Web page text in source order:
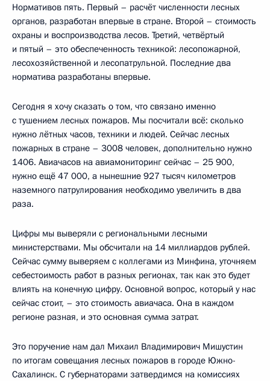
Нормативов пять. Первый – расчёт численности лесных
органов, разработан впервые в стране. Второй – стоимость
охраны и воспроизводства лесов. Третий, четвёртый
и пятый – это обеспеченность техникой: лесопожарной,
лесохозяйственной и лесопатрульной. Последние два
норматива разработаны впервые.
Сегодня я хочу сказать о том, что связано именно
с тушением лесных пожаров. Мы посчитали всё: сколько
нужно лётных часов, техники и людей. Сейчас лесных
пожарных в стране – 3008 человек, дополнительно нужно
1406. Авиачасов на авиамониторинг сейчас – 25 900,
нужно ещё 47 000, а нынешние 927 тысяч километров
наземного патрулирования необходимо увеличить в два
раза.
Цифры мы выверяли с региональными лесными
министерствами. Мы обсчитали на 14 миллиардов рублей.
Сейчас сумму выверяем с коллегами из Минфина, уточняем
себестоимость работ в разных регионах, так как это будет
влиять на конечную цифру. Основной вопрос, который у нас
сейчас стоит, – это стоимость авиачаса. Она в каждом
регионе разная, и это основная сумма затрат.
Это поручение нам дал Михаил Владимирович Мишустин
по итогам совещания лесных пожаров в городе Южно-
Сахалинск. С губернаторами затвердимся на комиссиях